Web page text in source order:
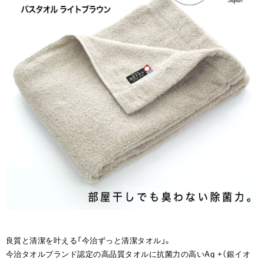
良質と清潔を叶える「今治ずっと清潔タオル」。
今治タオルブランド認定の高品質タオルに抗菌力の高いAg +（銀イオ